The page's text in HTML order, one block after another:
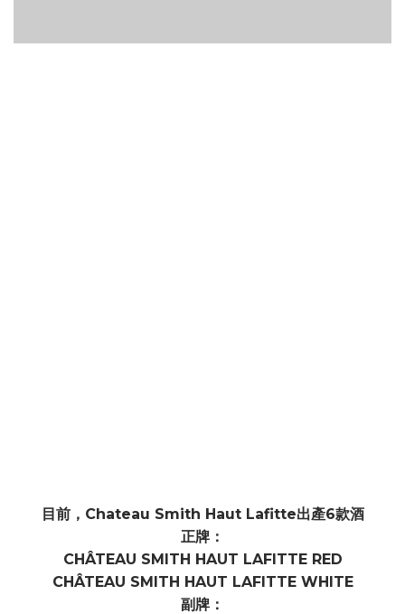
目前，Chateau Smith Haut Lafitte出產6款酒
正牌：
CHÂTEAU SMITH HAUT LAFITTE RED
CHÂTEAU SMITH HAUT LAFITTE WHITE
副牌：